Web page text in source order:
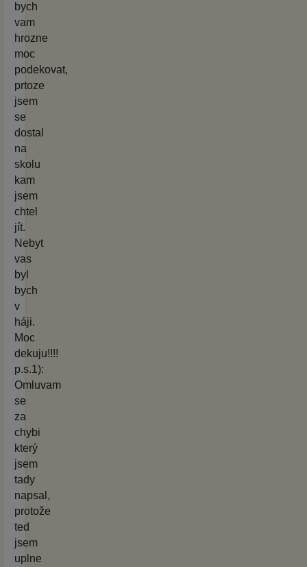
bych
vam
hrozne
moc
podekovat,
prtoze
jsem
se
dostal
na
skolu
kam
jsem
chtel
jít.
Nebyt
vas
byl
bych
v
háji.
Moc
dekuju!!!!
p.s.1):
Omluvam
se
za
chybi
který
jsem
tady
napsal,
protože
ted
jsem
uplne